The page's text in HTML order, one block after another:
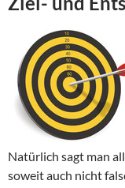
Natürlich sagt man
soweit auch nicht